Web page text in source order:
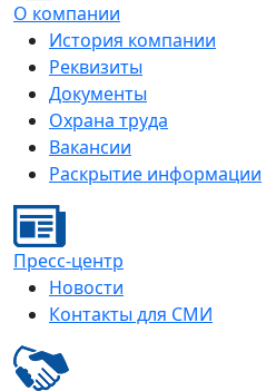
О компании
История компании
Реквизиты
Документы
Охрана труда
Вакансии
Раскрытие информации
Пресс-центр
Новости
Контакты для СМИ